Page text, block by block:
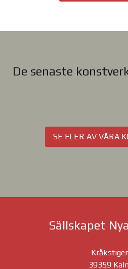
De senaste
SE FLER AV VÅRA
Sällskapet
39359